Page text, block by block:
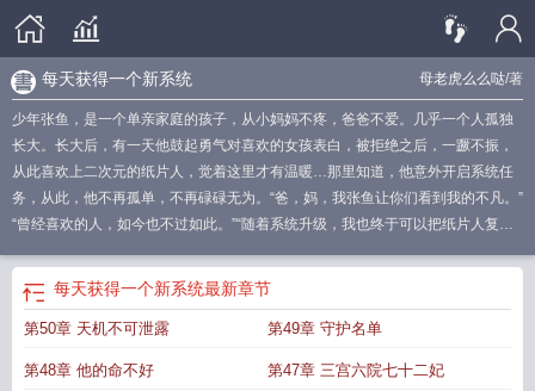
母老虎么么哒/著
每天获得一个新系统
少年张鱼，是一个单亲家庭的孩子，从小妈妈不疼，爸爸不爱。几乎一个人孤独
长大。长大后，有一天他鼓起勇气对喜欢的女孩表白，被拒绝之后，一蹶不振，
从此喜欢上二次元的纸片人，觉着这里才有温暖…那里知道，他意外开启系统任
务，从此，他不再孤单，不再碌碌无为。“爸，妈，我张鱼让你们看到我的不凡。”
“曾经喜欢的人，如今也不过如此。”“随着系统升级，我也终于可以把纸片人复
每天一个新系统免费阅读 我每天都有一个新系统
新系统免费
科我每天随机有一个新系统 每天一个新的系统 每天一个新系统
新系统123每天一个新系统笔趣阁 每天都有一个新系统 txt我每天随便一个新系
每天获得一个新系统最新章节
第50章 天机不可泄露 第49章 守护名单
第48章 他的命不好 第47章 三宫六院七十二妃